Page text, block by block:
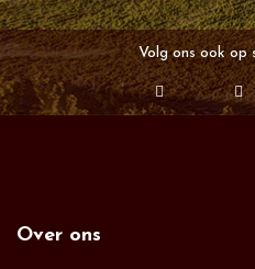
Volg ons ook op
Over ons